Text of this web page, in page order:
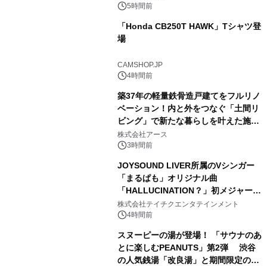
スの2施設で
5時間前
「Honda CB250T HAWK」Tシャツ登
場
CAMSHOP.JP
4時間前
築37年の軽量鉄骨造戸建てをフルリノ
ベーション！内と外をつなぐ「土間リ
ビング」で新たな暮らしを叶えた施工
事例を株式会社アースが公開
株式会社アース
3時間前
JOYSOUND LIVER所属のVシンガー
「まるぱも」オリジナル曲
「HALLUCINATION？」初メジャー配
信リリース決定！
株式会社テイチクエンタテインメント
4時間前
スヌーピーの湯が登場！ 「サウナのあ
とに楽しむPEANUTS」第2弾 渋谷
の人気銭湯「改良湯」と期間限定のコ